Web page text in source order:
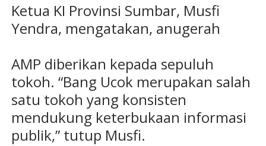
Ketua KI Provinsi Sumbar, Musfi
Yendra, mengatakan, anugerah
AMP diberikan kepada sepuluh
tokoh. “Bang Ucok merupakan salah
satu tokoh yang konsisten
mendukung keterbukaan informasi
publik,” tutup Musfi.